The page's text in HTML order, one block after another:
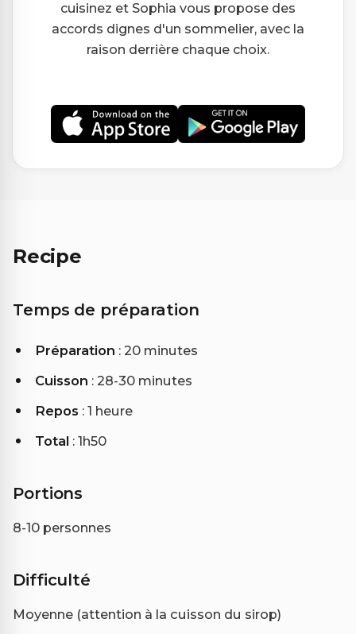
cuisinez et Sophia vous propose des
accords dignes d'un sommelier, avec la
raison derrière chaque choix.
Recipe
Temps de préparation
Préparation : 20 minutes
Cuisson : 28-30 minutes
Repos : 1 heure
Total : 1h50
Portions
8-10 personnes
Difficulté
Moyenne (attention à la cuisson du sirop)